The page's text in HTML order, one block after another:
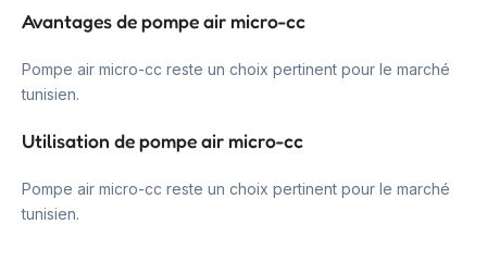
Avantages de pompe air micro-cc
Pompe air micro-cc reste un choix pertinent pour le marché
tunisien.
Utilisation de pompe air micro-cc
Pompe air micro-cc reste un choix pertinent pour le marché
tunisien.